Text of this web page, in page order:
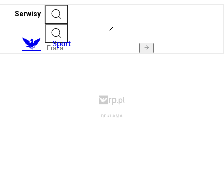
Serwisy
Sport